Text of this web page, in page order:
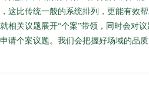
这比传统一般的系统排列，更能有效
相关议题展开“个案”带领，同时会对
请个案议题。我们会把握好场域的品